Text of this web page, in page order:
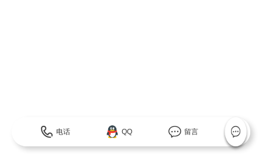
电话 QQ 留言